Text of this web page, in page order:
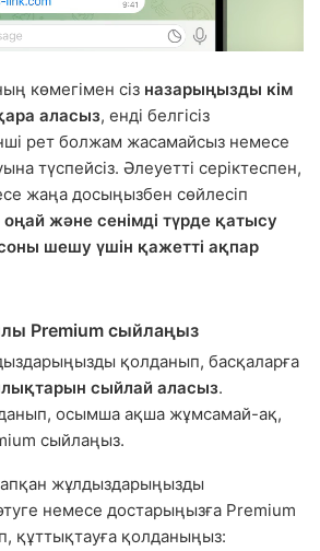
көмегімен сіз назарыңызды кім
аласыз, енді белгісіз
рет болжам жасамайсыз немесе
түспейсіз. Әлеуетті серіктеспен,
жаңа досыңызбен сөйлесіп
оңай және сенімді түрде қатысу
шешу үшін қажетті ақпар
Premium сыйлаңыз
қолданып, басқаларға
сыйлай аласыз.
осымша ақша жұмсамай-ақ,
сыйлаңыз.
жұлдыздарыңызды
немесе достарыңызға Premium
құттықтауға қолданыңыз: